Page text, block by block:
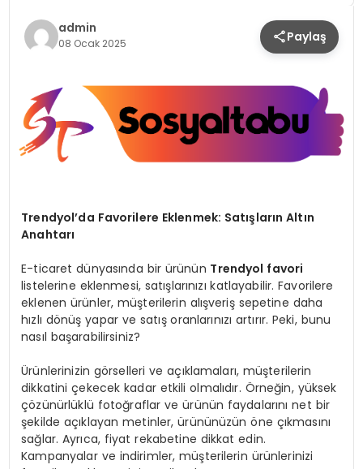
MAGAZIN
SPOR
TEKNOLOJI
admin
08 Ocak 2025 Paylaş
Trendyol’da Favorilere Eklenmek: Satışların Altın
Anahtarı
E-ticaret dünyasında bir ürünün Trendyol favori
listelerine eklenmesi, satışlarınızı katlayabilir. Favorilere
eklenen ürünler, müşterilerin alışveriş sepetine daha
hızlı dönüş yapar ve satış oranlarınızı artırır. Peki, bunu
nasıl başarabilirsiniz?
Ürünlerinizin görselleri ve açıklamaları, müşterilerin
dikkatini çekecek kadar etkili olmalıdır. Örneğin, yüksek
çözünürlüklü fotoğraflar ve ürünün faydalarını net bir
şekilde açıklayan metinler, ürününüzün öne çıkmasını
sağlar. Ayrıca, fiyat rekabetine dikkat edin.
Kampanyalar ve indirimler, müşterilerin ürünlerinizi